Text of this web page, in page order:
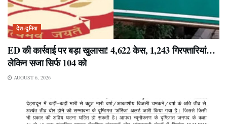
देश-दुनिया
ED की कार्रवाई पर बड़ा खुलासा! 4,622 केस, 1,243 गिरफ्तारियां…
लेकिन सजा सिर्फ 104 को
AUGUST 6, 2026